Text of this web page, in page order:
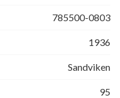
785500-0803
1936
Sandviken
95